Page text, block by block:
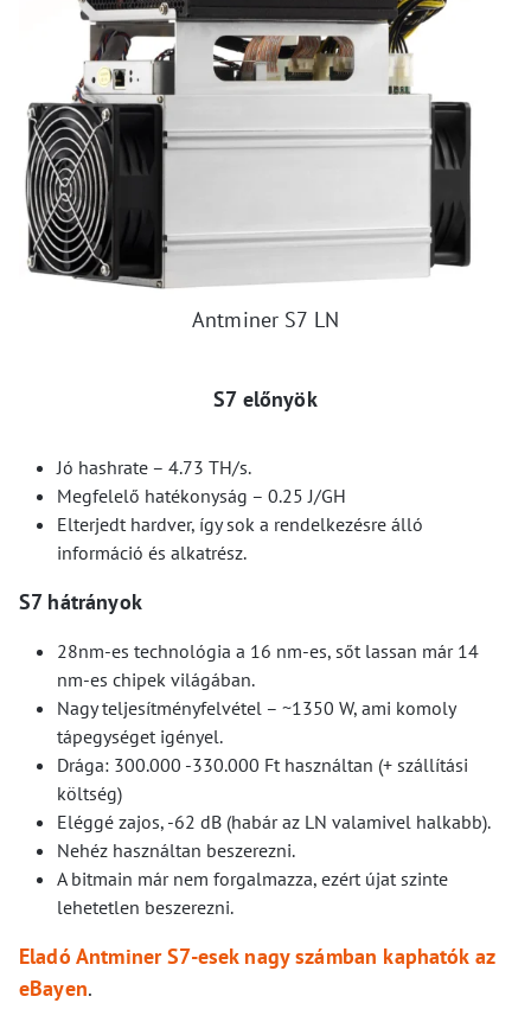
Antminer S7 LN
S7 előnyök
Jó hashrate – 4.73 TH/s.
Megfelelő hatékonyság – 0.25 J/GH
Elterjedt hardver, így sok a rendelkezésre álló
információ és alkatrész.
S7 hátrányok
28nm-es technológia a 16 nm-es, sőt lassan már 14
nm-es chipek világában.
Nagy teljesítményfelvétel – ~1350 W, ami komoly
tápegységet igényel.
Drága: 300.000 -330.000 Ft használtan (+ szállítási
költség)
Eléggé zajos, -62 dB (habár az LN valamivel halkabb).
Nehéz használtan beszerezni.
A bitmain már nem forgalmazza, ezért újat szinte
lehetetlen beszerezni.
Eladó Antminer S7-esek nagy számban kaphatók az
eBayen.